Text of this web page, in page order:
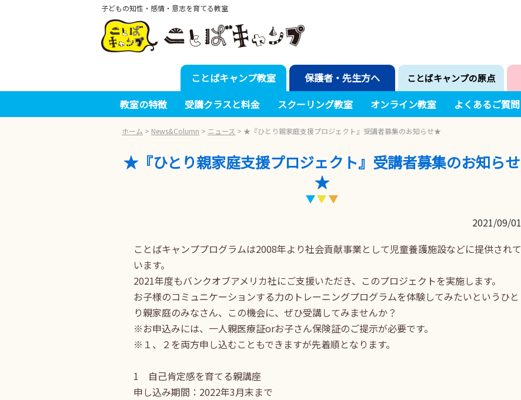
子どもの知性・感情・意志を育てる教室
ことばキャンプ教室
教室の特徴
受講クラスと料金 スクーリング教室 オンライン教室 よくあるご質問
保護者・先生方へ ことばキャンプの原点
ホーム > News&Column > ニュース > ★『ひとり親家庭支援プロジェクト』受講者募集のお知らせ★
★『ひとり親家庭支援プロジェクト』受講者募集のお知らせ
★
2021/09/01
ことばキャンププログラムは2008年より社会貢献事業として児童養護施設などに提供されて
います。
2021年度もバンクオブアメリカ社にご支援いただき、このプロジェクトを実施します。
お子様のコミュニケーションする力のトレーニングプログラムを体験してみたいというひと
り親家庭のみなさん、この機会に、ぜひ受講してみませんか？
※お申込みには、一人親医療証orお子さん保険証のご提示が必要です。
※１、２を両方申し込むこともできますが先着順となります。
1 自己肯定感を育てる親講座
申し込み期間：2022年3月末まで